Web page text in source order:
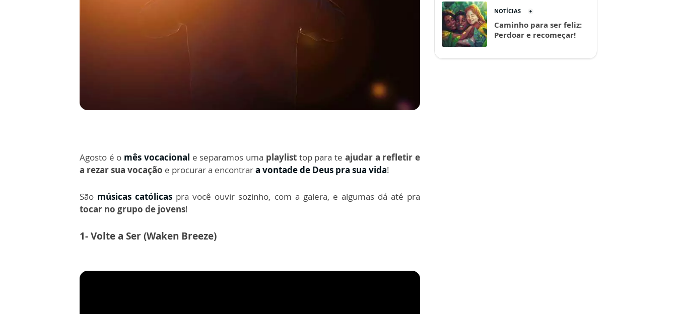
Agosto é o mês vocacional e separamos uma playlisttop para te ajudar a refletir e
a rezar sua vocação e procurar a encontrara vontade de Deus pra sua vida!
São músicas católicas pra você ouvir sozinho, com a galera, e algumas dá até pra
tocar no grupo de jovens!
1- Volte a Ser (Waken Breeze)
NOTÍCIAS
Caminho para ser feliz:
Perdoar e recomeçar!